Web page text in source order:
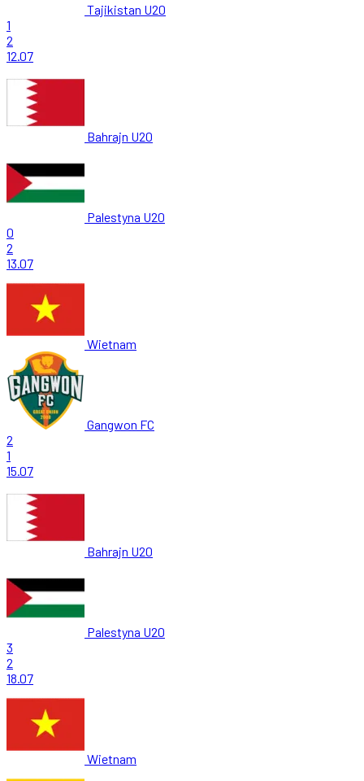
Tajikistan U20
1
2
12.07
Bahrajn U20
Palestyna U20
0
2
13.07
Wietnam
Gangwon FC
2
1
15.07
Bahrajn U20
Palestyna U20
3
2
18.07
Wietnam